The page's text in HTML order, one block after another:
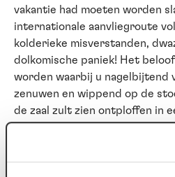
vakantie had moeten worden
internationale aanvliegroute
kolderieke misverstanden,
dolkomische paniek! Het
worden waarbij u nagelbijtend
zenuwen en wippend op de
de zaal zult zien ontploffen in
tevoren.
Stoelen rechtop en goede reis!